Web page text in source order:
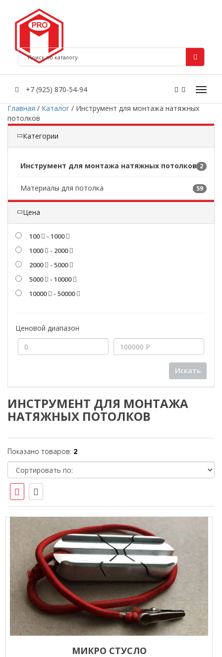
+7 (925) 870-54-94
Главная / Каталог / Инструмент для монтажа натяжных
потолков
Категории
Инструмент для монтажа натяжных потолков 2
Материалы для потолка 59
Цена
100
- 1000
1000
- 2000
2000
- 5000
5000
- 10000
10000
- 50000
Ценовой диапазон
Искать
ИНСТРУМЕНТ ДЛЯ МОНТАЖА
НАТЯЖНЫХ ПОТОЛКОВ
Показано товаров: 2
МИКРО СТУСЛО